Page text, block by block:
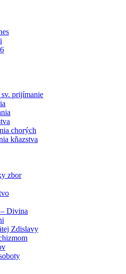
prijímanie
chorých
kňazstva
zbor
Divina
Zdislavy